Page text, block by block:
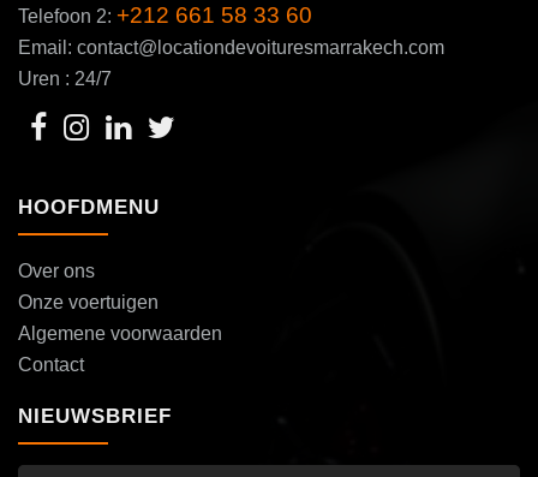
Telefoon 2: +212 661 58 33 60
Email: contact@locationdevoituresmarrakech.com
Uren : 24/7
HOOFDMENU
Over ons
Onze voertuigen
Algemene voorwaarden
Contact
NIEUWSBRIEF